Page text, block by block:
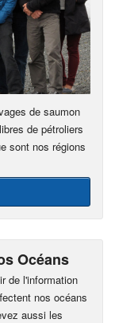
de saumon
de pétroliers
sont nos régions
Océans
de l'information
nos océans
aussi les